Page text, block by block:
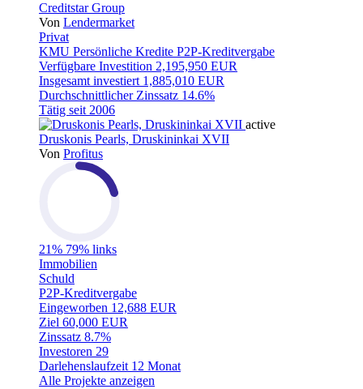
Creditstar Group
Von Lendermarket
Privat
KMU Persönliche Kredite P2P-Kreditvergabe
Verfügbare Investition 2,195,950 EUR
Insgesamt investiert 1,885,010 EUR
Durchschnittlicher Zinssatz 14.6%
Tätig seit 2006
active
Druskonis Pearls, Druskininkai XVII
Von Profitus
21% 79% links
Immobilien
Schuld
P2P-Kreditvergabe
Eingeworben 12,688 EUR
Ziel 60,000 EUR
Zinssatz 8.7%
Investoren 29
Darlehenslaufzeit 12 Monat
Alle Projekte anzeigen